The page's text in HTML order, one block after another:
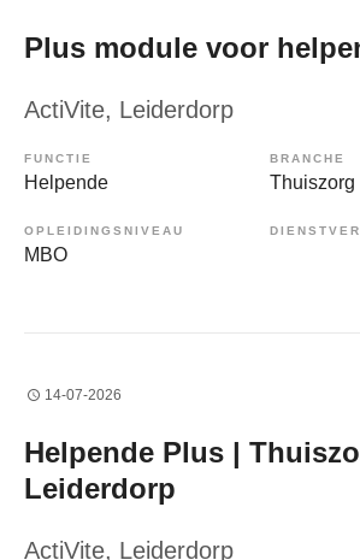
Plus module voor
ActiVite, Leiderdorp
FUNCTIE
Helpende
BRANCHE
Thuiszorg
OPLEIDINGSNIVEAU
MBO
14-07-2026
Helpende Plus |
Leiderdorp
ActiVite, Leiderdorp